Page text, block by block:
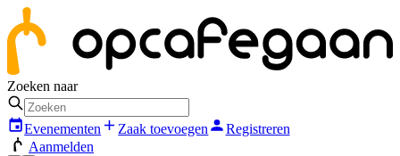
Zoeken naar
Evenementen Zaak toevoegen
Registreren
Aanmelden